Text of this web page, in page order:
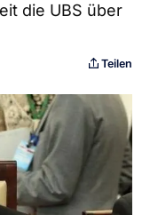
die UBS über
Teilen